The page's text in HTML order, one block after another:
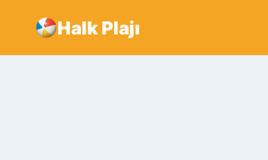
Halk Plajı